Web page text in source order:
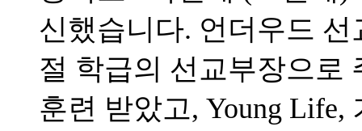
신했습니다. 언더우드
절 학급의 선교부장으로
훈련 받았고, Young